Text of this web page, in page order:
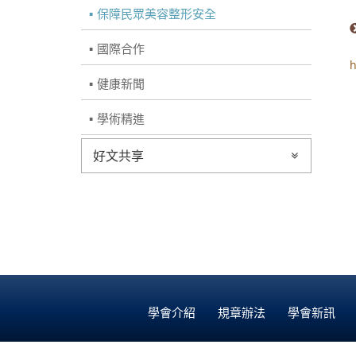
保障民眾美容整形安全
國際合作
健康新聞
學術精進
好文共享
學會介紹 規章辦法 學會新訊